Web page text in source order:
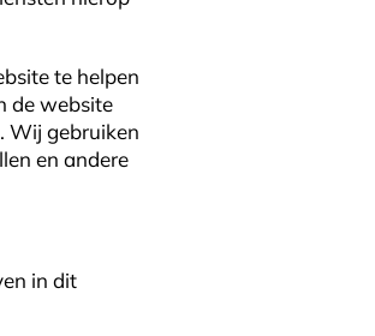
te helpen
de website
Wij gebruiken
en andere
in dit